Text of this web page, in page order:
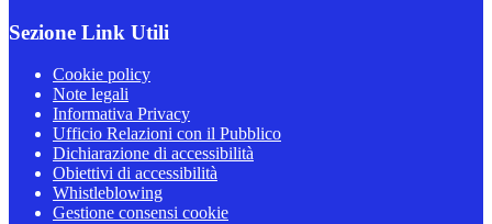
Sezione Link Utili
Cookie policy
Note legali
Informativa Privacy
Ufficio Relazioni con il Pubblico
Dichiarazione di accessibilità
Obiettivi di accessibilità
Whistleblowing
Gestione consensi cookie